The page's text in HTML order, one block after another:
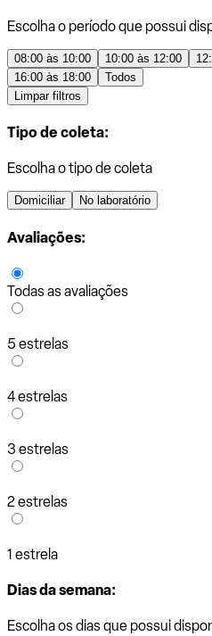
Escolha o período que possui
08:00 às 10:00 10:00 às 12:00
16:00 às 18:00
Todos
Limpar filtros
Tipo de coleta:
Escolha o tipo de coleta
Domiciliar No laboratório
Avaliações:
Todas as avaliações
5 estrelas
4 estrelas
3 estrelas
2 estrelas
1 estrela
Dias da semana:
Escolha os dias que possui